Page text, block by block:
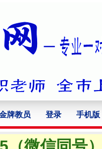
牌教员 登录 手机版